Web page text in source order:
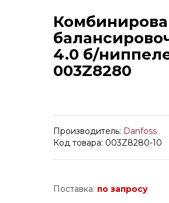
4.0 б/
003Z8280
Производитель: Danfoss
Код товара: 003Z8280-10
Поставка: по запросу